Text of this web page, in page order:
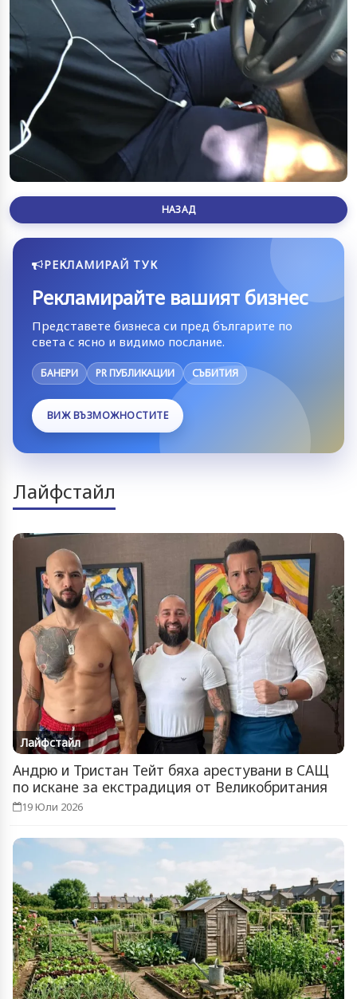
НАЗАД
РЕКЛАМИРАЙ ТУК
Рекламирайте вашият бизнес
Представете бизнеса си пред българите по
света с ясно и видимо послание.
БАНЕРИ PR ПУБЛИКАЦИИ СЪБИТИЯ
ВИЖ ВЪЗМОЖНОСТИТЕ
Лайфстайл
Лайфстайл
Андрю и Тристан Тейт бяха арестувани в САЩ
по искане за екстрадиция от Великобритания
19 Юли 2026